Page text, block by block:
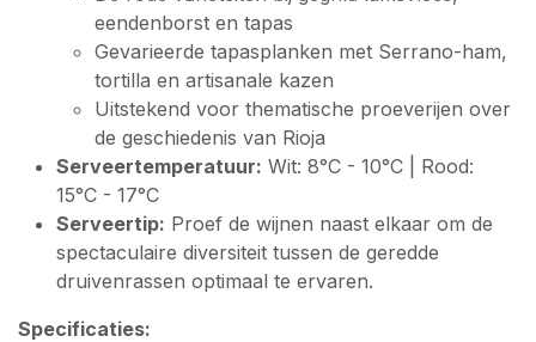
eendenborst en tapas
Gevarieerde tapasplanken met Serrano-ham,
tortilla en artisanale kazen
Uitstekend voor thematische proeverijen over
de geschiedenis van Rioja
Serveertemperatuur: Wit: 8°C - 10°C | Rood:
15°C - 17°C
Serveertip: Proef de wijnen naast elkaar om de
spectaculaire diversiteit tussen de geredde
druivenrassen optimaal te ervaren.
Specificaties: